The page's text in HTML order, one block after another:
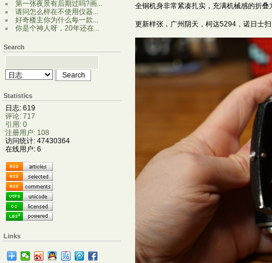
全铜机身非常紧凑扎实，充满机械感的折叠
更新样张，广州阴天，柯达5294，诺日士
第一张夜景有后期过吗?画...
请问怎么样在不使用仪器...
好奇楼主你为什么每一款...
你是个神人呀，20年还在...
Search
Statistics
日志: 619
评论: 717
引用: 0
注册用户: 108
访问统计: 47430364
在线用户: 6
Links